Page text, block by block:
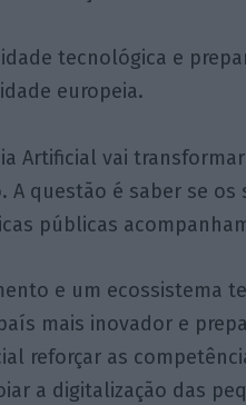
tecnológica e
europeia.
Artificial vai
A questão é saber se os
públicas
e um ecossistema
mais inovador e
reforçar as
a digitalização das